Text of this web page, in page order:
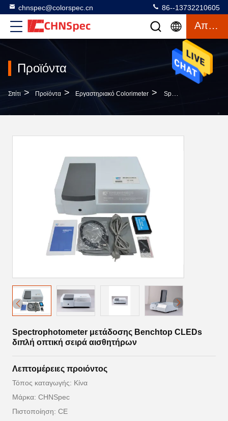
chnspec@colorspec.cn 86--13732210605
Απόσπασμα
Προϊόντα
Σπίτι > Προϊόντα > Εργαστηριακό Colorimeter > Spectrophotometer Μετάδοσης Benchtop CLEDs Διπλή Οπτική Σειρά Αισθητήρων
Spectrophotometer μετάδοσης Benchtop CLEDs
διπλή οπτική σειρά αισθητήρων
Λεπτομέρειες προιόντος
Τόπος καταγωγής: Κίνα
Μάρκα: CHNSpec
Πιστοποίηση: CE